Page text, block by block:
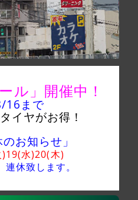
ル」 開催中！
16 まで
イヤがお得！
お知らせ」
水)20(木)
連休致します。